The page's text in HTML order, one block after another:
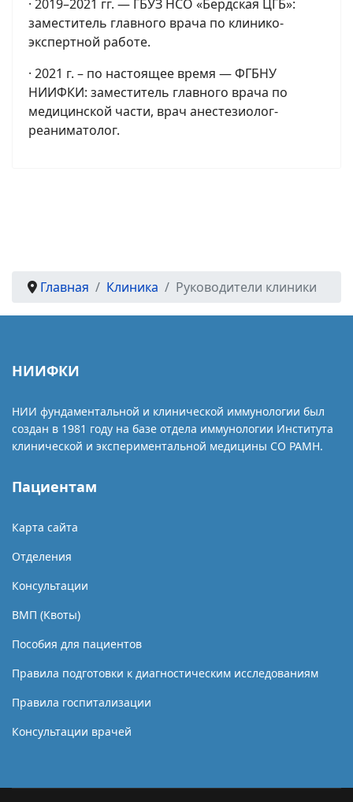
· 2019–2021 гг. — ГБУЗ НСО «Бердская ЦГБ»:
заместитель главного врача по клинико-
экспертной работе.
· 2021 г. – по настоящее время — ФГБНУ
НИИФКИ: заместитель главного врача по
медицинской части, врач анестезиолог-
реаниматолог.
Главная Клиника Руководители клиники
НИИФКИ
НИИ фундаментальной и клинической иммунологии был
создан в 1981 году на базе отдела иммунологии Института
клинической и экспериментальной медицины СО РАМН.
Пациентам
Карта сайта
Отделения
Консультации
ВМП (Квоты)
Пособия для пациентов
Правила подготовки к диагностическим исследованиям
Правила госпитализации
Консультации врачей